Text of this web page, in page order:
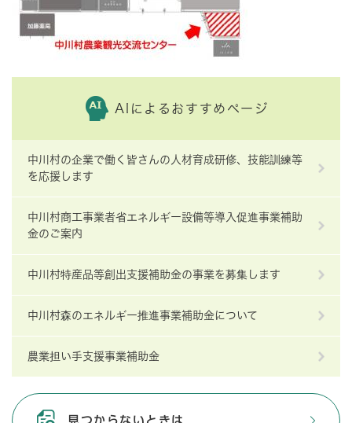
AIによるおすすめページ
中川村の企業で働く皆さんの人材育成研修、技能訓練等
を応援します
中川村商工事業者省エネルギー設備等導入促進事業補助
金のご案内
中川村特産品等創出支援補助金の事業を募集します
中川村森のエネルギー推進事業補助金について
農業担い手支援事業補助金
見つからないときは